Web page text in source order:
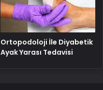
Ortopodoloji İle Diyabetik
Ayak Yarası Tedavisi